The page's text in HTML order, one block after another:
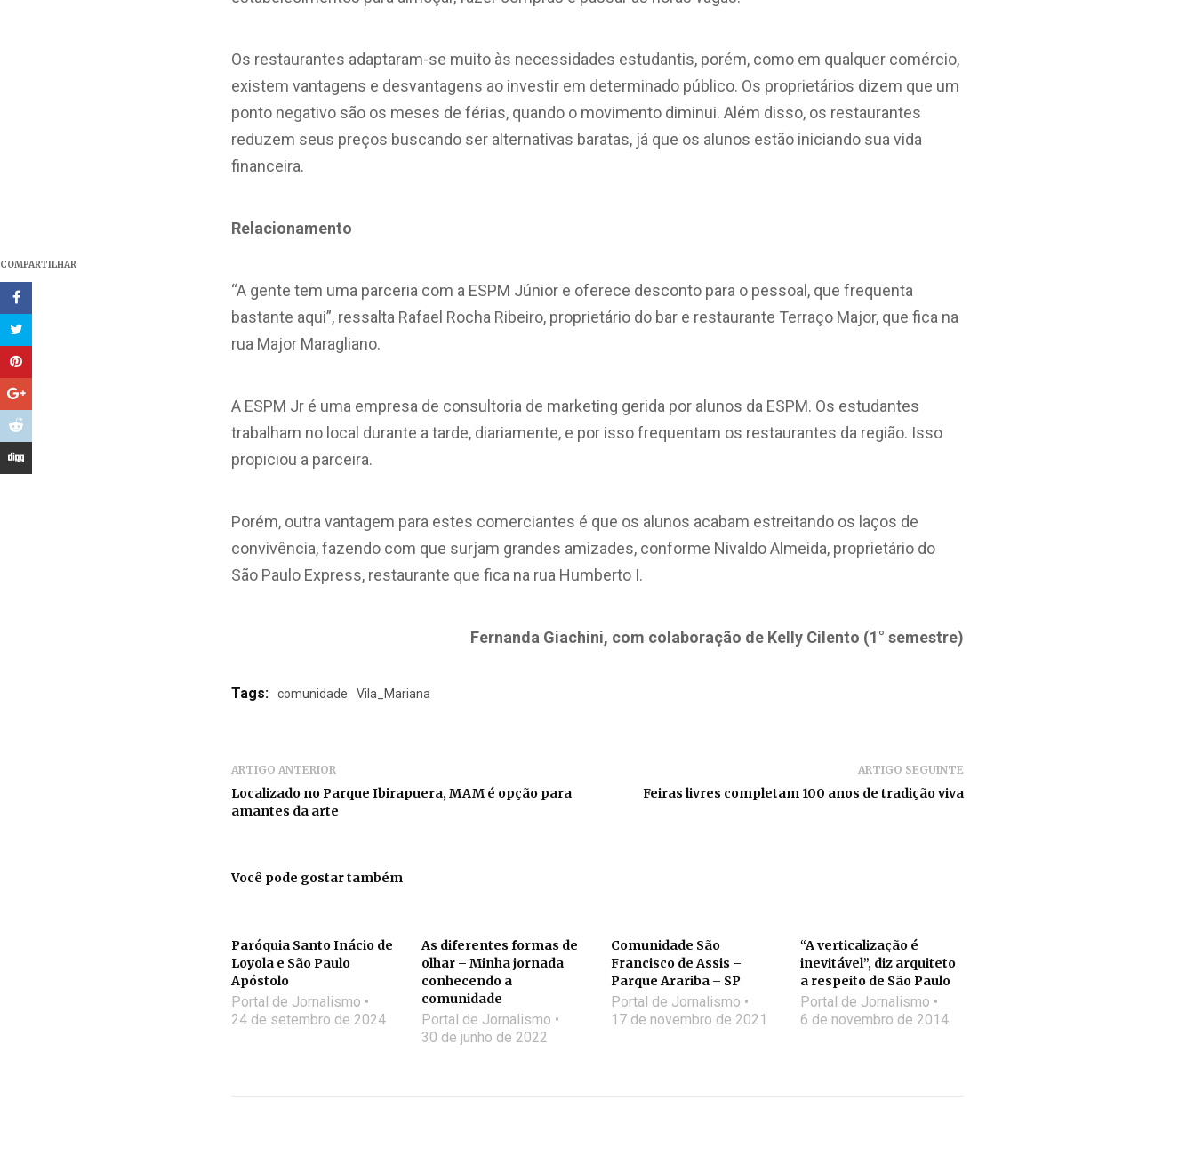
COMPARTILHAR
Os restaurantes adaptaram-se muito às necessidades estudantis, porém, como em qualquer comércio,
existem vantagens e desvantagens ao investir em determinado público. Os proprietários dizem que um
ponto negativo são os meses de férias, quando o movimento diminui. Além disso, os restaurantes
reduzem seus preços buscando ser alternativas baratas, já que os alunos estão iniciando sua vida
financeira.
Relacionamento
“A gente tem uma parceria com a ESPM Júnior e oferece desconto para o pessoal, que frequenta
bastante aqui”, ressalta Rafael Rocha Ribeiro, proprietário do bar e restaurante Terraço Major, que fica na
rua Major Maragliano.
A ESPM Jr é uma empresa de consultoria de marketing gerida por alunos da ESPM. Os estudantes
trabalham no local durante a tarde, diariamente, e por isso frequentam os restaurantes da região. Isso
propiciou a parceira.
Porém, outra vantagem para estes comerciantes é que os alunos acabam estreitando os laços de
convivência, fazendo com que surjam grandes amizades, conforme Nivaldo Almeida, proprietário do
São Paulo Express, restaurante que fica na rua Humberto I.
Fernanda Giachini, com colaboração de Kelly Cilento (1° semestre)
Tags: comunidade Vila_Mariana
ARTIGO ANTERIOR
Localizado no Parque Ibirapuera, MAM é opção para
amantes da arte
ARTIGO SEGUINTE
Feiras livres completam 100 anos de tradição viva
Você pode gostar também
Paróquia Santo Inácio de
Loyola e São Paulo
Apóstolo
Portal de Jornalismo
24 de setembro de 2024
As diferentes formas de
olhar – Minha jornada
conhecendo a
comunidade
Portal de Jornalismo
30 de junho de 2022
Comunidade São
Francisco de Assis –
Parque Arariba – SP
Portal de Jornalismo
17 de novembro de 2021
“A verticalização é
inevitável”, diz arquiteto
a respeito de São Paulo
Portal de Jornalismo
6 de novembro de 2014